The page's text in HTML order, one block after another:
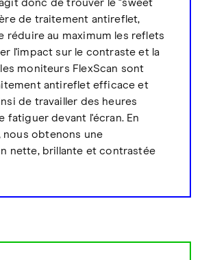
donc de trouver le "sweet
de traitement antireflet,
réduire au maximum les reflets
l'impact sur le contraste et la
moniteurs FlexScan sont
antireflet efficace et
de travailler des heures
fatiguer devant l'écran. En
nous obtenons une
nette, brillante et contrastée